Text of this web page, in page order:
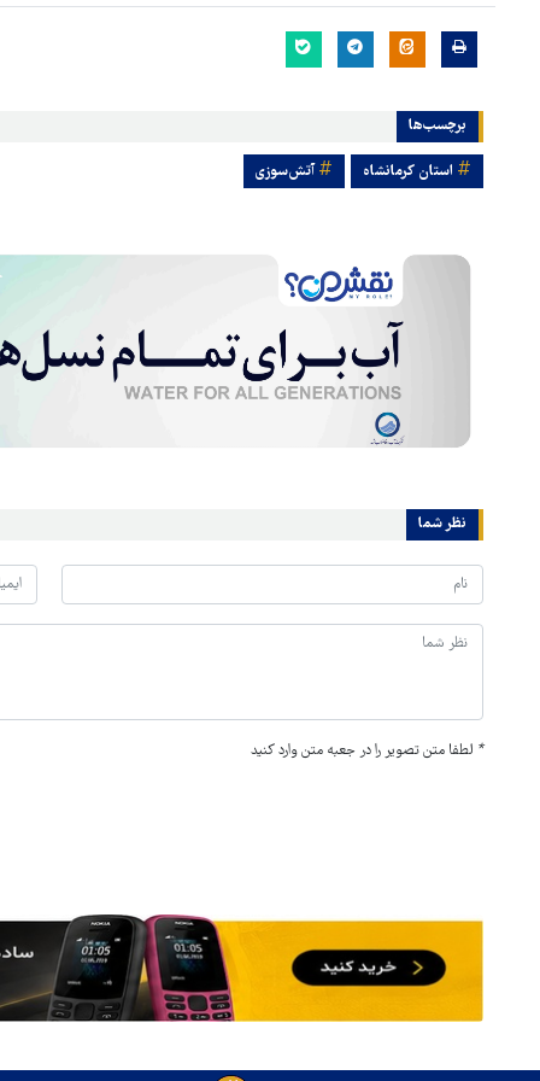
برچسب‌ها
استان کرمانشاه آتش‌سوزی
نظر شما
* لطفا متن تصویر را در جعبه متن وارد کنید